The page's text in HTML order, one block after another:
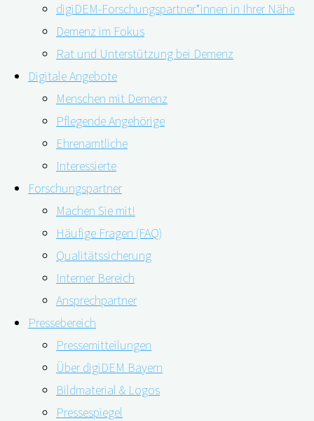
digiDEM-Forschungspartner*innen in Ihrer Nähe
Demenz im Fokus
Rat und Unterstützung bei Demenz
Digitale Angebote
Menschen mit Demenz
Pflegende Angehörige
Ehrenamtliche
Interessierte
Forschungspartner
Machen Sie mit!
Häufige Fragen (FAQ)
Qualitätssicherung
Interner Bereich
Ansprechpartner
Pressebereich
Pressemitteilungen
Über digiDEM Bayern
Bildmaterial & Logos
Pressespiegel
09.07.2021
Die Erkennung und Behandlung von Schmerzen bei
Menschen mit Demenz ist komplex und
anspruchsvoll. Neben Selbstberichten von
Betroffenen und Beobachtungs-Skalen werden
zunehmend auch technologische Möglichkeiten in
den Blick genommen. Ein Beispiel ist die
automatische Bewertung von Gesichtsausdrücken
mittels künstlicher Intelligenz. Ein internationales
Forscherteam hat ein entsprechendes System